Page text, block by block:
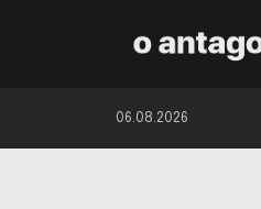
06.08.2026